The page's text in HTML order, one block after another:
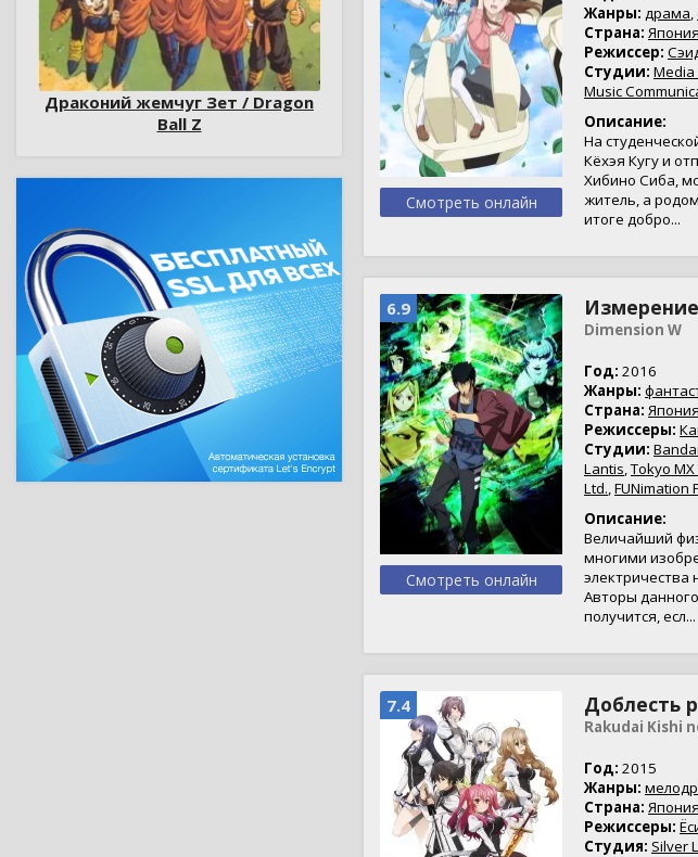
Драконий жемчуг Зет / Dragon
Ball Z
Смотреть онлайн
Жанры: драма,
Страна: Япония
Режиссер:
Студии: Media
Music
Описание:
На
Кёхэя Кугу и
Хибино Сиба,
житель, а
итоге добро...
6.9
Смотреть онлайн
Dimension W
Год: 2016
Жанры:
Страна: Япония
Режиссеры:
Студии:
Lantis,Tokyo MX
Ltd.,FUNimation
Описание:
Величайший
многими
электричества
Авторы
получится, есл...
7.4 Доблесть
Rakudai Kishi
Год: 2015
Жанры:
Страна: Япония
Режиссеры:
Студия: Silver